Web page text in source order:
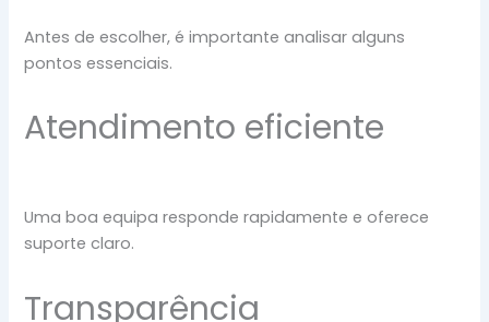
Antes de escolher, é importante analisar alguns
pontos essenciais.
Atendimento eficiente
Uma boa equipa responde rapidamente e oferece
suporte claro.
Transparência